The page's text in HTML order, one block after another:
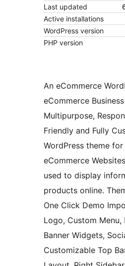
Last updated
Active installations
WordPress version
PHP version
An eCommerce
eCommerce
Multipurpose,
Friendly and Fully
WordPress theme for
eCommerce
used to display
products online.
One Click Demo
Logo, Custom Menu,
Banner Widgets,
Customizable Top